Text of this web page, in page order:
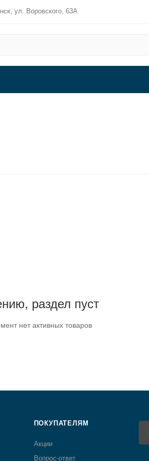
ул. Воровского, 63А
раздел пуст
нет активных товаров
ПОКУПАТЕЛЯМ
Акции
Вопрос-ответ